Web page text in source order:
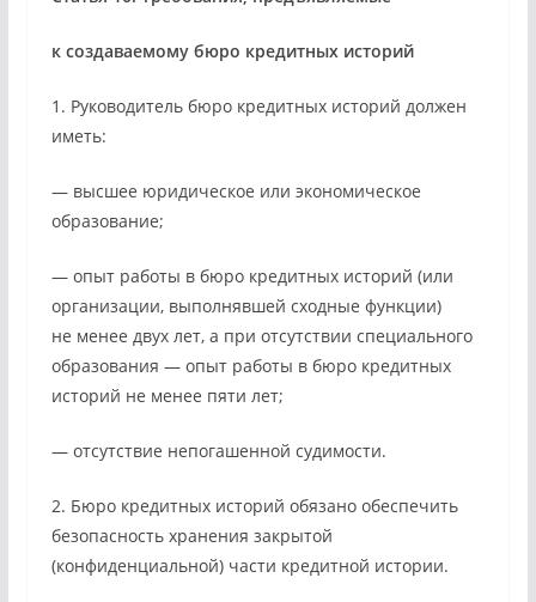
к создаваемому бюро кредитных историй
1. Руководитель бюро кредитных историй должен
иметь:
— высшее юридическое или экономическое
образование;
— опыт работы в бюро кредитных историй (или
организации, выполнявшей сходные функции)
не менее двух лет, а при отсутствии специального
образования — опыт работы в бюро кредитных
историй не менее пяти лет;
— отсутствие непогашенной судимости.
2. Бюро кредитных историй обязано обеспечить
безопасность хранения закрытой
(конфиденциальной) части кредитной истории.